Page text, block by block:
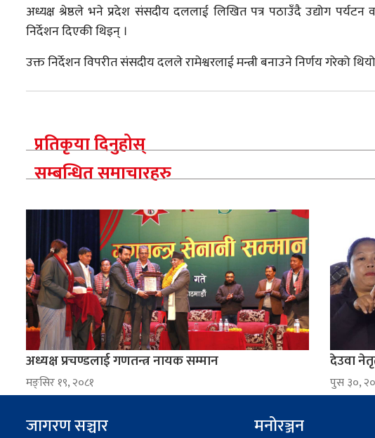
अध्यक्ष श्रेष्ठले भने प्रदेश संसदीय दललाई लिखित पत्र पठाउँदै उद्योग
निर्देशन दिएकी थिइन् ।
उक्त निर्देशन विपरीत संसदीय दलले रामेश्वरलाई मन्त्री बनाउने निर्णय गरेको
प्रतिकृया दिनुहोस्
सम्बन्धित समाचारहरु
अध्यक्ष प्रचण्डलाई गणतन्त्र नायक सम्मान
मङ्सिर १९, २०८१
देउवा
पुस ३०,
जागरण सञ्चार मनोरञ्जन